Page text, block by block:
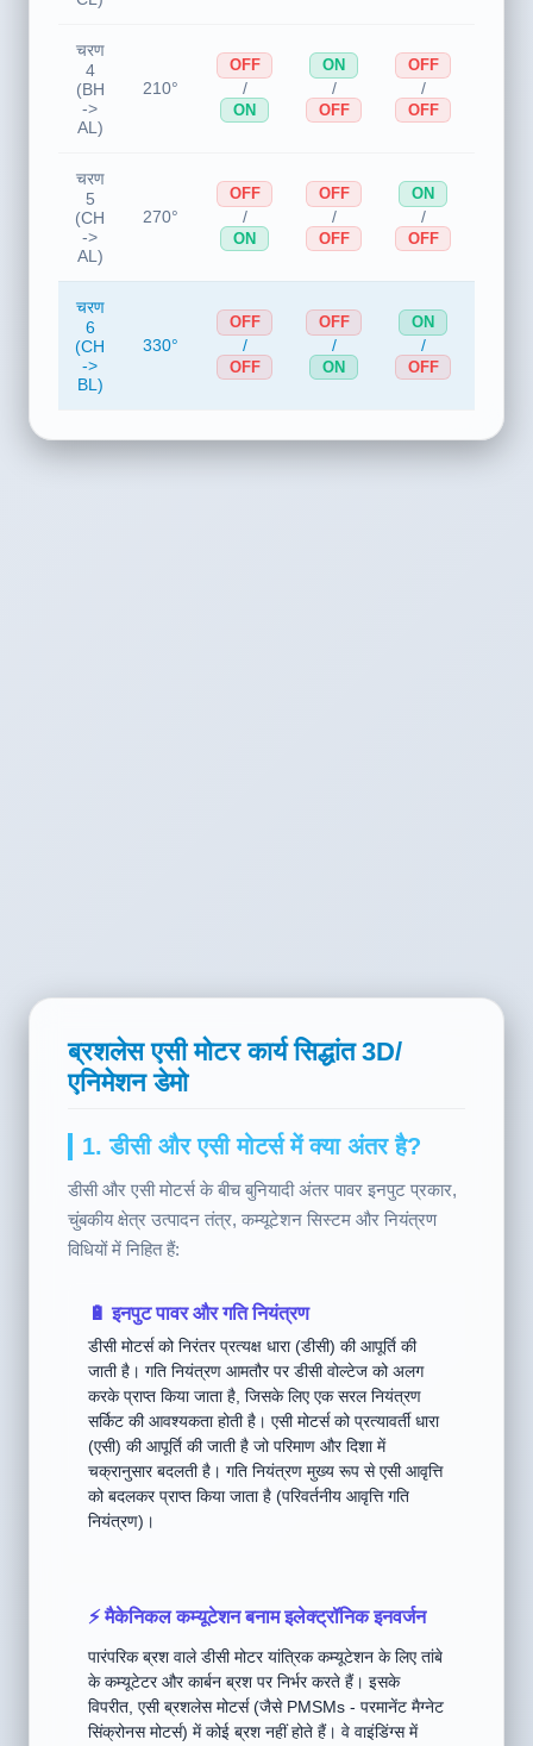
->
चरण
4
(BH
->
OFF
/
ON
/
OFF
/
चरण
5
(CH
->
AL)
OFF
/
OFF
/
ON
/
चरण
6
(CH
->
OFF
/
OFF
/
ON
/
ब्रशलेस एसी मोटर कार्य सिद्धांत 3D/
1. डीसी और एसी मोटर्स में क्या अंतर है?
डीसी और एसी मोटर्स के बीच बुनियादी अंतर पावर इनपुट प्रकार,
चुंबकीय क्षेत्र उत्पादन तंत्र, कम्यूटेशन सिस्टम और नियंत्रण
🔋 इनपुट पावर और गति नियंत्रण
डीसी मोटर्स को निरंतर प्रत्यक्ष धारा (डीसी) की आपूर्ति की
जाती है। गति नियंत्रण आमतौर पर डीसी वोल्टेज को अलग
करके प्राप्त किया जाता है, जिसके लिए एक सरल नियंत्रण
सर्किट की आवश्यकता होती है। एसी मोटर्स को प्रत्यावर्ती धारा
(एसी) की आपूर्ति की जाती है जो परिमाण और दिशा में
चक्रानुसार बदलती है। गति नियंत्रण मुख्य रूप से एसी आवृत्ति
को बदलकर प्राप्त किया जाता है (परिवर्तनीय आवृत्ति गति
⚡ मैकेनिकल कम्यूटेशन बनाम इलेक्ट्रॉनिक इनवर्जन
पारंपरिक ब्रश वाले डीसी मोटर यांत्रिक कम्यूटेशन के लिए तांबे
के कम्यूटेटर और कार्बन ब्रश पर निर्भर करते हैं। इसके
विपरीत, एसी ब्रशलेस मोटर्स (जैसे PMSMs - परमानेंट मैग्नेट